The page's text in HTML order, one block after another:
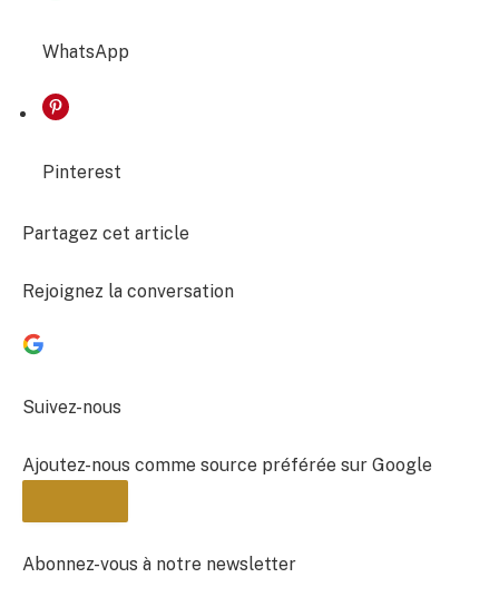
WhatsApp
Pinterest
Partagez cet article
Rejoignez la conversation
Suivez-nous
Ajoutez-nous comme source préférée sur Google
Abonnez-vous à notre newsletter